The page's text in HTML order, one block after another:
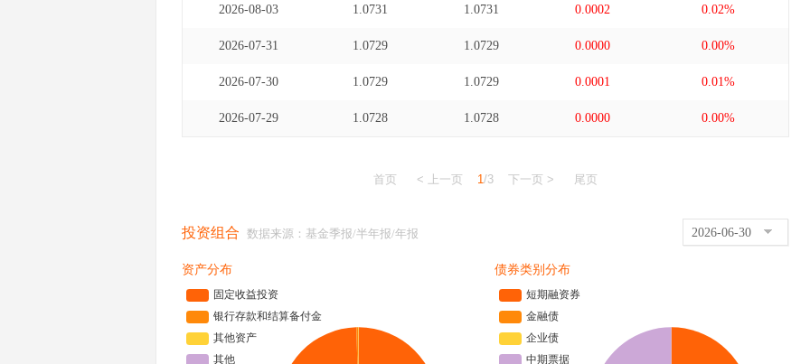
2026-08-03 1.0731 1.0731 0.0002 0.02%
2026-07-31 1.0729 1.0729 0.0000 0.00%
2026-07-30 1.0729 1.0729 0.0001 0.01%
2026-07-29 1.0728 1.0728 0.0000 0.00%
首页 < 上一页 1/3 下一页 > 尾页
投资组合 数据来源：基金季报/半年报/年报 2026-06-30
资产分布 债券类别分布